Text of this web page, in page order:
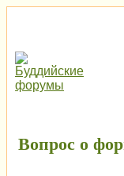
Вопрос о